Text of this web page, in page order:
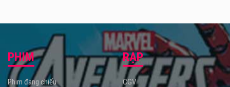
PHIM
Phim đang chiếu
RẠP
CGV